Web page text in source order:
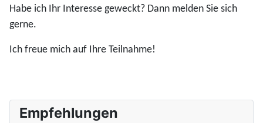
Habe ich Ihr Interesse geweckt? Dann melden Sie sich
gerne.
Ich freue mich auf Ihre Teilnahme!
Empfehlungen